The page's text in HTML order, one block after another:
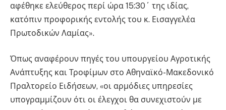
αφέθηκε ελεύθερος περί ώρα 15:30΄ της ιδίας,
κατόπιν προφορικής εντολής του κ. Εισαγγελέα
Πρωτοδικών Λαμίας».
Όπως αναφέρουν πηγές του υπουργείου Αγροτικής
Ανάπτυξης και Τροφίμων στο Αθηναϊκό-Μακεδονικό
Πραλτορείο Ειδήσεων, «οι αρμόδιες υπηρεσίες
υπογραμμίζουν ότι οι έλεγχοι θα συνεχιστούν με